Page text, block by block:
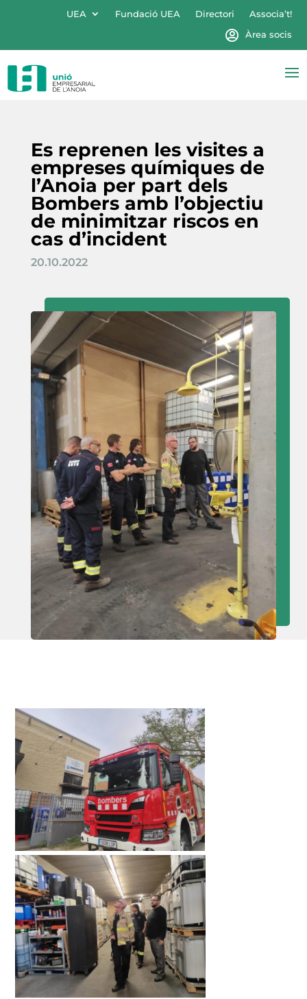
UEA Fundació UEA Directori
Associa’t!
Àrea socis
Es reprenen les visites a
empreses químiques de
l’Anoia per part dels
Bombers amb l’objectiu
de minimitzar riscos en
cas d’incident
20.10.2022